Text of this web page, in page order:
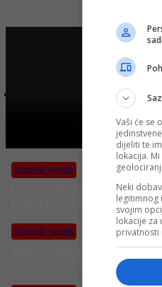
Najnovije
BOSANSKI VJESTNIK – 20.
Bosanski vjestnik
Umjetna inteligencija u
principi na prvom mjestu!
Bosanski vjestnik
Slučaj Viaduct: SIPA
saslušani i pojedinci iz Vijeća
Vaši će se
dijeliti te
lokacija.
Neki
legitimnog
svojim
lokacije za
privatnosti